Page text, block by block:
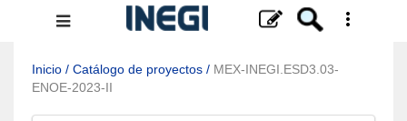
Menú
navegación
Inicio / Catálogo de proyectos / MEX-INEGI.ESD3.03-
ENOE-2023-II